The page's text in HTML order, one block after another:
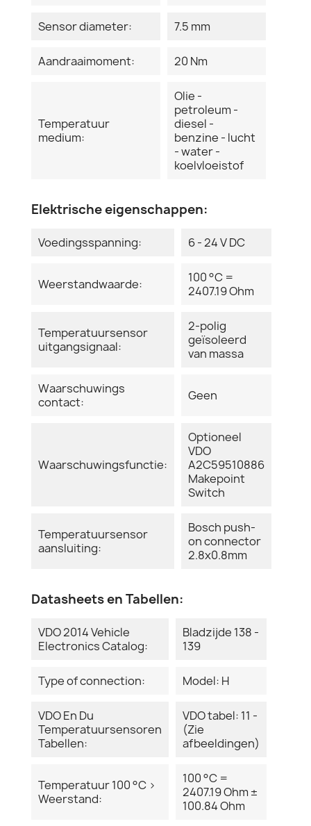
Sensor diameter: 7.5 mm
Aandraaimoment: 20 Nm
Temperatuur
medium:
Olie -
petroleum -
diesel -
benzine - lucht
- water -
koelvloeistof
Elektrische eigenschappen:
Voedingsspanning: 6 - 24 V DC
Weerstandwaarde:
100 °C =
2407.19 Ohm
Temperatuursensor
uitgangsignaal:
2-polig
geïsoleerd
van massa
Waarschuwings
contact:
Geen
Waarschuwingsfunctie:
Optioneel
VDO
A2C59510886
Makepoint
Switch
Temperatuursensor
aansluiting:
Bosch push-
on connector
2.8x0.8mm
Datasheets en Tabellen:
VDO 2014 Vehicle
Electronics Catalog:
Bladzijde 138 -
139
Type of connection: Model: H
VDO En Du
Temperatuursensoren
Tabellen:
VDO tabel: 11 -
(Zie
afbeeldingen)
Temperatuur 100 °C >
Weerstand:
100 °C =
2407.19 Ohm ±
100.84 Ohm